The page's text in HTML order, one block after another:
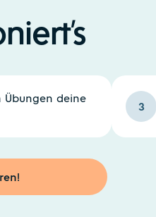
Übungen deine
3